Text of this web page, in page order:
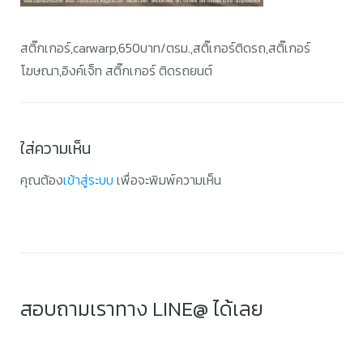
สติ๊กเกอร์,carwarp,650บาท/ตรม.,สติ๊เกอร์ติดรถ,สติ๊เกอร์
โฆษณา,อิงค์เจ็ท สติ๊กเกอร์ ติดรถยนต์
ใส่ความเห็น
คุณต้องเข้าสู่ระบบ เพื่อจะพิมพ์ความเห็น
สอบถามเราทาง LINE@ ได้เลย